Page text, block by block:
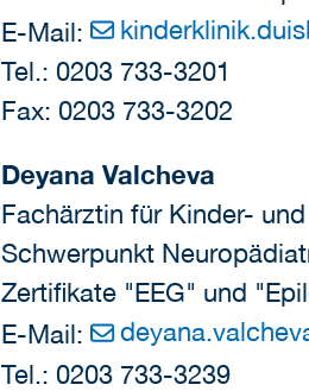
E-Mail:
Tel.: 0203 733-3201
Fax: 0203 733-3202
Deyana Valcheva
Fachärztin für Kinder-
Schwerpunkt
Zertifikate "EEG" und
E-Mail:
Tel.: 0203 733-3239